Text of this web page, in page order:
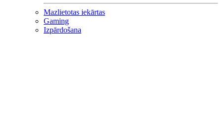
Mazlietotas iekārtas
Gaming
Izpārdošana